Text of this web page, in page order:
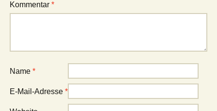
Kommentar *
Name *
E-Mail-Adresse *